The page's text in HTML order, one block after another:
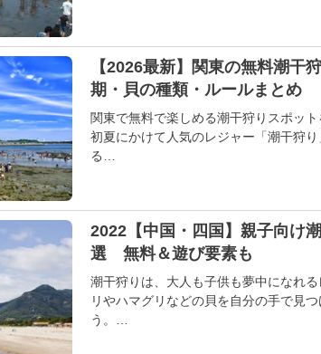
【2026最新】関東の無料潮干
期・貝の種類・ルールまとめ
関東で無料で楽しめる潮干狩りスポッ
初夏にかけて人気のレジャー「潮干狩
る…
2022【中国・四国】親子向け
選 無料＆遊び要素も
潮干狩りは、大人も子供も夢中になれ
リやハマグリなどの貝を自分の手で見
う。…